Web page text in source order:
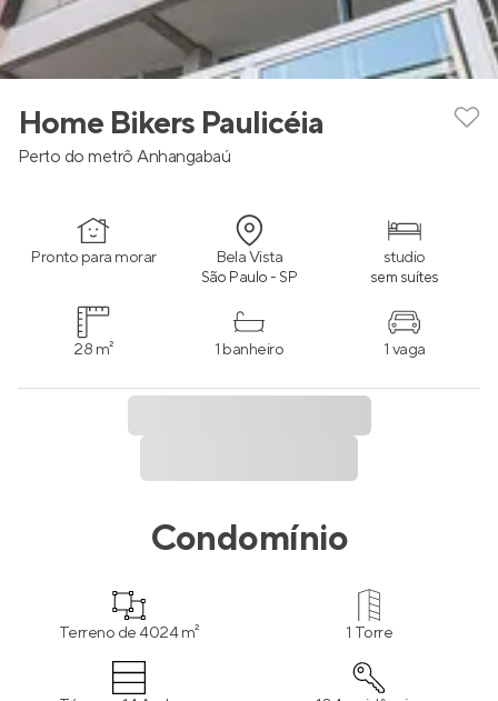
Home Bikers Paulicéia
Perto do metrô Anhangabaú
Pronto para morar Bela Vista
São Paulo - SP
studio
sem suítes
28 m² 1 banheiro 1 vaga
Condomínio
Terreno de 4024 m² 1 Torre